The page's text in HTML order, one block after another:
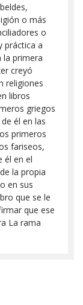
o más
o
práctica a
la primera
creyó
religiones
libros
griegos
él en las
primeros
fariseos,
él en el
la propia
en sus
que se le
que ese
La rama